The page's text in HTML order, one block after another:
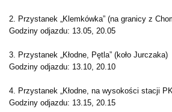
2. Przystanek „Klemkówka” (na granicy z
Godziny odjazdu: 13.05, 20.05
3. Przystanek „Kłodne, Pętla” (koło Jurczaka)
Godziny odjazdu: 13.10, 20.10
4. Przystanek „Kłodne, na wysokości stacji
Godziny odjazdu: 13.15, 20.15